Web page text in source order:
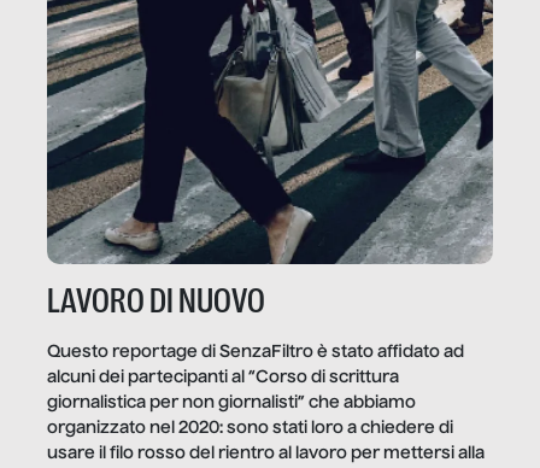
LAVORO DI NUOVO
Questo reportage di SenzaFiltro è stato affidato ad
alcuni dei partecipanti al “Corso di scrittura
giornalistica per non giornalisti” che abbiamo
organizzato nel 2020: sono stati loro a chiedere di
usare il filo rosso del rientro al lavoro per mettersi alla